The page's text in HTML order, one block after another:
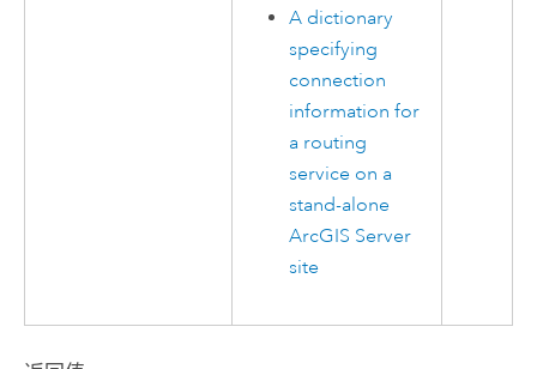
A dictionary
specifying
connection
information for
a routing
service on a
stand-alone
ArcGIS Server
site